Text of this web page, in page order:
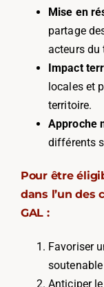
Mise en
partage
acteurs du
Impact
locales et
territoire.
Approche
différents
Pour être
dans l’un des
GAL :
Favoriser
soutenable
Anticiper